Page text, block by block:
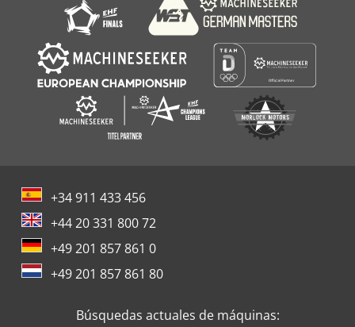
+34 911 433 456
+44 20 331 800 72
+49 201 857 861 0
+49 201 857 861 80
Búsquedas actuales de máquinas: